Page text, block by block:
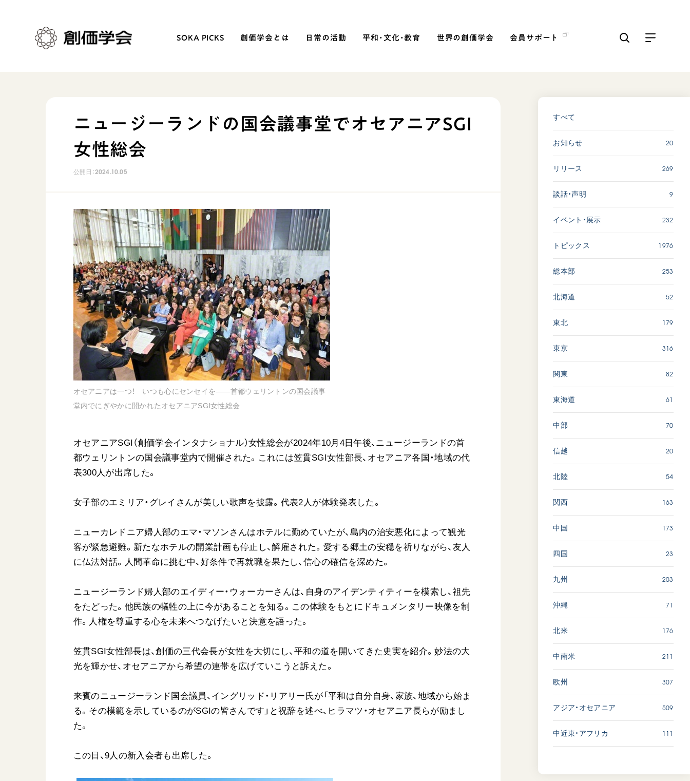
SOKA PICKS 創価学会とは 日常の活動 平和・文化・教育 世界の創価学会 会員サポート
自他共の幸福
日蓮大聖人の仏法（教学入門）
釈尊～法華経
創価学会の三代会長
初代会長・牧口常三郎先生
第2代会長・戸田城聖先生
第3代会長・池田大作先生
主な行事
年間の活動について
友人葬
彼岸
「平和の文化」を構築
取り組み
人道支援
音楽活動
展示活動
教育本部の活動
図書贈呈
世界の創価学会
各国ウェブサイト
世界の創価学会の歴史
基本情報
会員サポート
御書検索［新版］
＜関連リンク＞
創価学会総本部
墓地公園・納骨堂
聖教電子版
SGIピースサイト
【被爆証言】「原爆の子」と
して生きた80年 広島県 早
志百…
2026.08.06
SDGs
動画
広島
「三つの花ことば」 関西吹
奏楽団
2026.07.31
文化 音楽
「ペンタトニック・ファン
ファーレ」 関西吹奏楽団
2026.07.17
ニュージーランドの国会議事堂でオセアニアSGI
女性総会
公開日：2024.10.05
オセアニアは一つ！ いつも心にセンセイを――首都ウェリントンの国会議事
堂内でにぎやかに開かれたオセアニアSGI女性総会
オセアニアSGI（創価学会インタナショナル）女性総会が2024年10月4日午後、ニュージーランドの首
都ウェリントンの国会議事堂内で開催された。これには笠貫SGI女性部長、オセアニア各国・地域の代
表300人が出席した。
女子部のエミリア・グレイさんが美しい歌声を披露。代表2人が体験発表した。
ニューカレドニア婦人部のエマ・マソンさんはホテルに勤めていたが、島内の治安悪化によって観光
客が緊急避難。新たなホテルの開業計画も停止し、解雇された。愛する郷土の安穏を祈りながら、友人
に仏法対話。人間革命に挑む中、好条件で再就職を果たし、信心の確信を深めた。
ニュージーランド婦人部のエイディー・ウォーカーさんは、自身のアイデンティティーを模索し、祖先
をたどった。他民族の犠牲の上に今があることを知る。この体験をもとにドキュメンタリー映像を制
作。人権を尊重する心を未来へつなげたいと決意を語った。
笠貫SGI女性部長は、創価の三代会長が女性を大切にし、平和の道を開いてきた史実を紹介。妙法の大
光を輝かせ、オセアニアから希望の連帯を広げていこうと訴えた。
来賓のニュージーランド国会議員、イングリッド・リアリー氏が「平和は自分自身、家族、地域から始ま
る。その模範を示しているのがSGIの皆さんです」と祝辞を述べ、ヒラマツ・オセアニア長らが励まし
た。
この日、9人の新入会者も出席した。
すべて
お知らせ 20
リリース 269
談話・声明 9
イベント・展示 232
トピックス 1976
総本部 253
北海道 52
東北 179
東京 316
関東 82
東海道 61
中部 70
信越 20
北陸 54
関西 163
中国 173
四国 23
九州 203
沖縄 71
北米 176
中南米 211
欧州 307
アジア・オセアニア 509
中近東・アフリカ 111